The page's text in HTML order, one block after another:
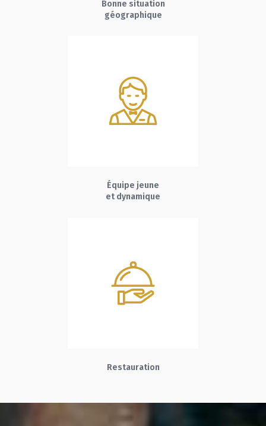
Bonne situation
géographique
Équipe jeune
et dynamique
Restauration